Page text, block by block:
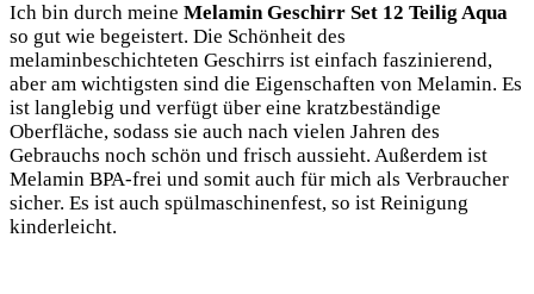
Ich bin⁢ durch meine Melamin‍ Geschirr ⁣Set‍ 12 Teilig⁣ Aqua
so gut wie ​begeistert. Die Schönheit des
‌melaminbeschichteten Geschirrs ⁣ist ⁣einfach​ faszinierend,
aber am wichtigsten sind die Eigenschaften ‍von Melamin. Es
ist langlebig und verfügt über eine kratzbeständige
Oberfläche, sodass sie auch ‌nach ⁢vielen ⁣Jahren des
Gebrauchs noch schön und frisch‌ aussieht. Außerdem ist
Melamin BPA-frei‌ und somit auch für mich ​als ‌Verbraucher
sicher. Es ist auch ⁣spülmaschinenfest, so ist Reinigung
kinderleicht.